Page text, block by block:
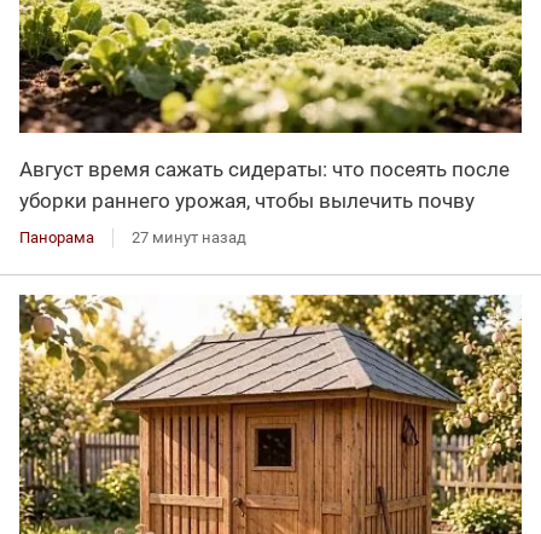
Август время сажать сидераты: что посеять после
уборки раннего урожая, чтобы вылечить почву
Панорама 27 минут назад